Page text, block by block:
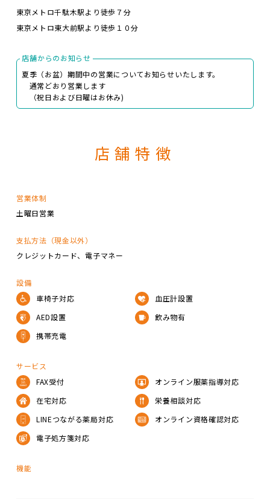
東京メトロ千駄木駅より徒歩７分
東京メトロ東大前駅より徒歩１０分
店舗からのお知らせ
夏季（お盆）期間中の営業についてお知らせいたします。
通常どおり営業します
（祝日および日曜はお休み)
店舗特徴
営業体制
土曜日営業
支払方法（現金以外）
クレジットカード
電子マネー
設備
車椅子対応
血圧計設置
AED設置
飲み物有
携帯充電
サービス
FAX受付
オンライン服薬指導対応
在宅対応
栄養相談対応
LINEつながる薬局対応
オンライン資格確認対応
電子処方箋対応
機能